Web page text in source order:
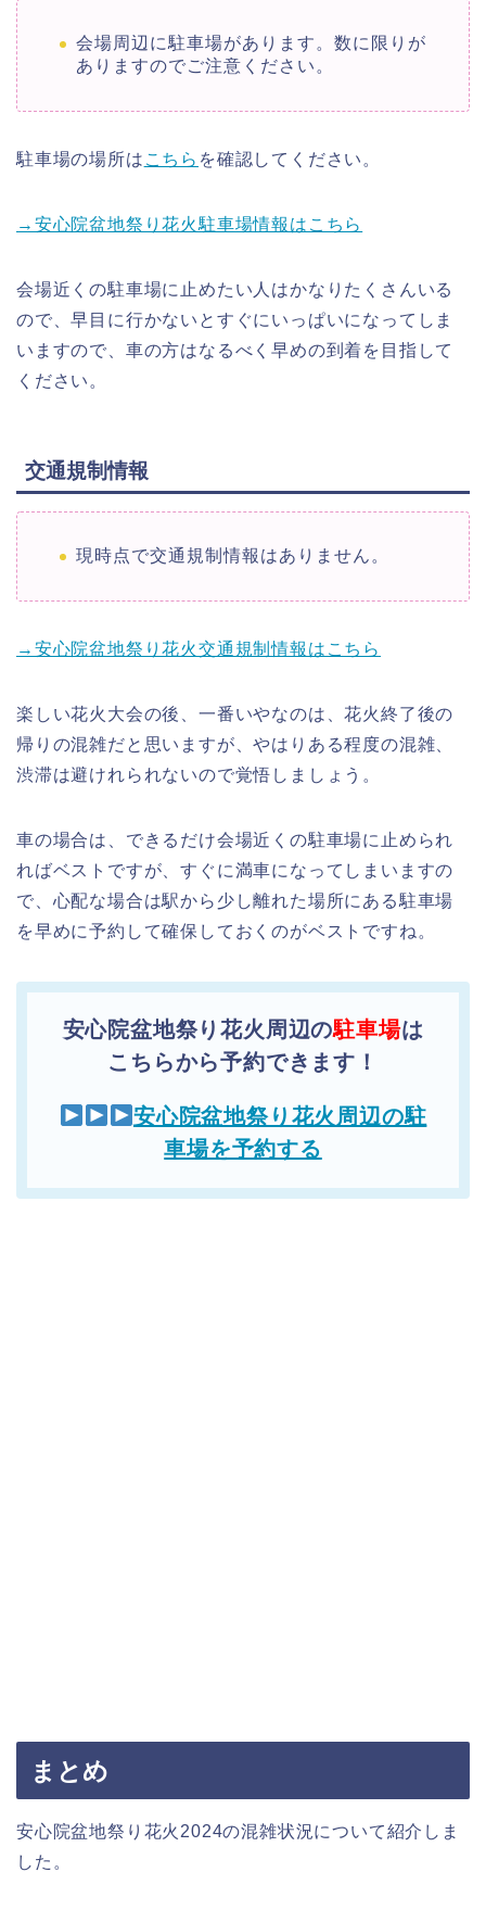
会場周辺に駐車場があります。数に限りが
ありますのでご注意ください。
駐車場の場所は こちら を確認してください。
→安心院盆地祭り花火駐車場情報はこちら
会場近くの駐車場に止めたい人はかなりたくさんいる
ので、早目に行かないとすぐにいっぱいになってしま
いますので、車の方はなるべく早めの到着を目指して
ください。
交通規制情報
現時点で交通規制情報はありません。
→安心院盆地祭り花火交通規制情報はこちら
楽しい花火大会の後、一番いやなのは、花火終了後の
帰りの混雑だと思いますが、やはりある程度の混雑、
渋滞は避けれられないので覚悟しましょう。
車の場合は、できるだけ会場近くの駐車場に止められ
ればベストですが、すぐに満車になってしまいますの
で、心配な場合は駅から少し離れた場所にある駐車場
を早めに予約して確保しておくのがベストですね。
安心院盆地祭り花火周辺の駐車場は
こちらから予約できます！
安心院盆地祭り花火周辺の駐
車場を予約する
まとめ
安心院盆地祭り花火2024の混雑状況について紹介しま
した。